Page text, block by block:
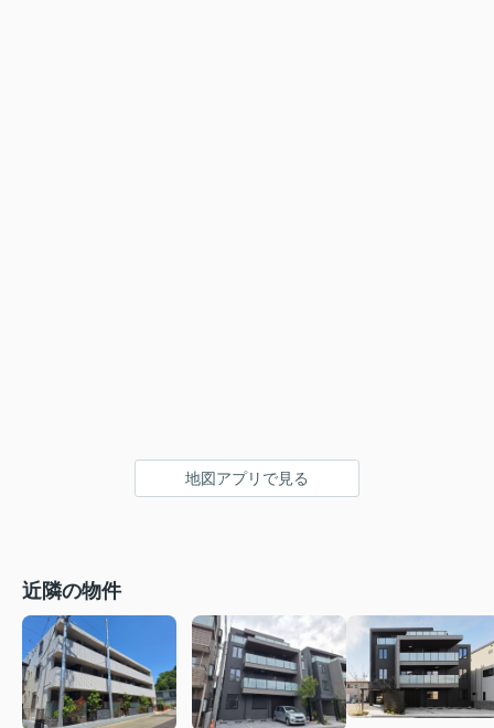
地図アプリで見る
近隣の物件